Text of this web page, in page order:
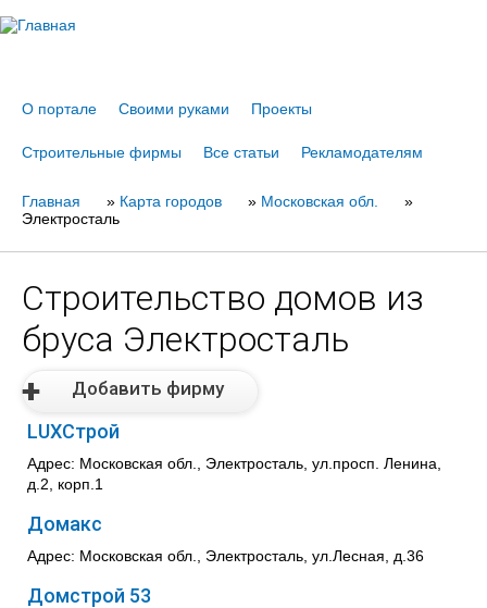
О портале Своими руками Проекты
Строительные фирмы Все статьи Рекламодателям
Вы
Главная » Карта городов » Московская обл.
»
Электросталь
Строительство домов из
бруса Электросталь
Добавить фирму
LUXСтрой
Адрес: Московская обл., Электросталь, ул.просп. Ленина,
д.2, корп.1
Домакс
Адрес: Московская обл., Электросталь, ул.Лесная, д.36
Домстрой 53